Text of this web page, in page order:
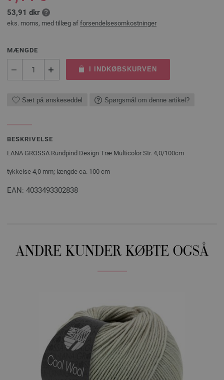
53,91 dkr
eks. moms, med tillæg af forsendelsesomkostninger
MÆNGDE
I INDKØBSKURVEN
Sæt på ønskeseddel Spørgsmål om denne artikel?
BESKRIVELSE
LANA GROSSA Rundpind Design Træ Multicolor Str. 4,0/100cm
tykkelse 4,0 mm; længde ca. 100 cm
EAN: 4033493302838
ANDRE KUNDER KØBTE OGSÅ